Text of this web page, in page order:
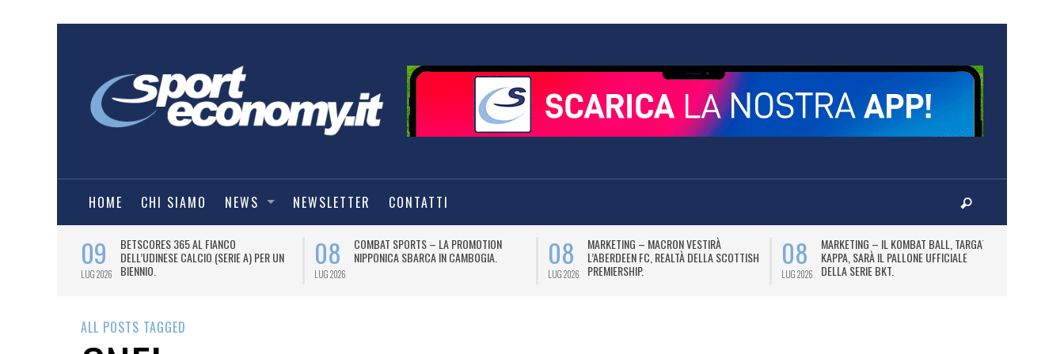
HOME CHI SIAMO NEWS NEWSLETTER CONTATTI
09
LUG 2026
BETSCORES 365 AL FIANCO
DELL’UDINESE CALCIO (SERIE A) PER UN
BIENNIO.
08
LUG 2026
COMBAT SPORTS – LA PROMOTION
NIPPONICA SBARCA IN CAMBOGIA.
08
LUG 2026
MARKETING – MACRON VESTIRÀ
L’ABERDEEN FC, REALTÀ DELLA SCOTTISH
PREMIERSHIP.
08
LUG 2026
MARKETING – IL KOMBAT BALL, TARGATO
KAPPA, SARÀ IL PALLONE UFFICIALE
DELLA SERIE BKT.
ALL POSTS TAGGED